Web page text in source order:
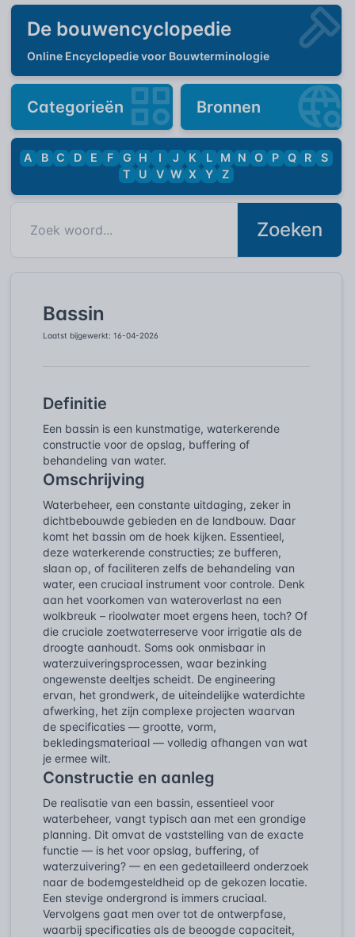
De bouwencyclopedie
Online Encyclopedie voor Bouwterminologie
Categorieën Bronnen
A B C D E F G H I J K L M N O P Q R
S
T
U V W X Y Z
Zoeken
Bassin
Laatst bijgewerkt: 16-04-2026
Definitie
Een bassin is een kunstmatige, waterkerende
constructie voor de opslag, buffering of
behandeling van water.
Omschrijving
Waterbeheer, een constante uitdaging, zeker in
dichtbebouwde gebieden en de landbouw. Daar
komt het bassin om de hoek kijken. Essentieel,
deze waterkerende constructies; ze bufferen,
slaan op, of faciliteren zelfs de behandeling van
water, een cruciaal instrument voor controle. Denk
aan het voorkomen van wateroverlast na een
wolkbreuk – rioolwater moet ergens heen, toch? Of
die cruciale zoetwaterreserve voor irrigatie als de
droogte aanhoudt. Soms ook onmisbaar in
waterzuiveringsprocessen, waar bezinking
ongewenste deeltjes scheidt. De engineering
ervan, het grondwerk, de uiteindelijke waterdichte
afwerking, het zijn complexe projecten waarvan
de specificaties — grootte, vorm,
bekledingsmateriaal — volledig afhangen van wat
je ermee wilt.
Constructie en aanleg
De realisatie van een bassin, essentieel voor
waterbeheer, vangt typisch aan met een grondige
planning. Dit omvat de vaststelling van de exacte
functie — is het voor opslag, buffering, of
waterzuivering? — en een gedetailleerd onderzoek
naar de bodemgesteldheid op de gekozen locatie.
Een stevige ondergrond is immers cruciaal.
Vervolgens gaat men over tot de ontwerpfase,
waarbij specificaties als de beoogde capaciteit,